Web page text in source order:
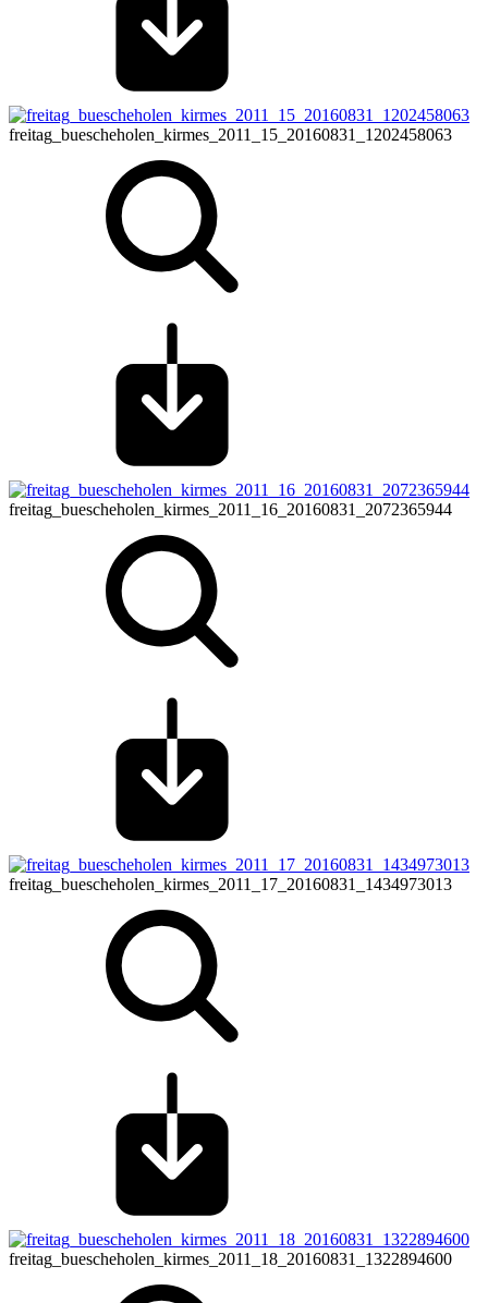
freitag_buescheholen_kirmes_2011_15_20160831_1202458063
freitag_buescheholen_kirmes_2011_16_20160831_2072365944
freitag_buescheholen_kirmes_2011_17_20160831_1434973013
freitag_buescheholen_kirmes_2011_18_20160831_1322894600